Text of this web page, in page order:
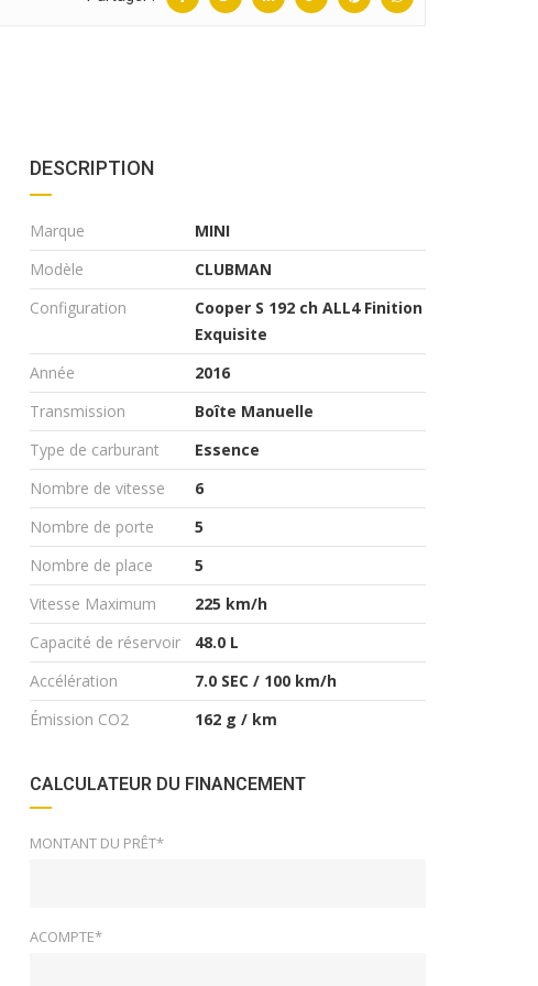
DESCRIPTION
Marque
MINI
Modèle
CLUBMAN
Configuration
Cooper S 192 ch ALL4 Finition
Exquisite
Année
2016
Transmission
Boîte Manuelle
Type de carburant
Essence
Nombre de vitesse
6
Nombre de porte
5
Nombre de place
5
Vitesse Maximum
225 km/h
Capacité de réservoir
48.0 L
Accélération
7.0 SEC / 100 km/h
Émission CO2
162 g / km
CALCULATEUR DU FINANCEMENT
MONTANT DU PRÊT*
ACOMPTE*